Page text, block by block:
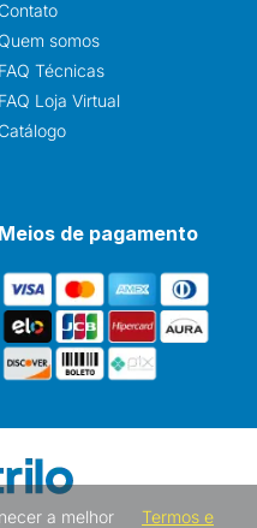
Contato
Quem somos
FAQ Técnicas
FAQ Loja Virtual
Catálogo
Meios de pagamento
a melhor Termos e